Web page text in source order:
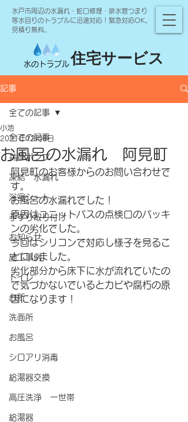
水戸市周辺の水漏れ・蛇口修理・排水管つまり
等水回りのトラブルに迅速対応！緊急対応OK。
見積り無料。
水のトラブル住宅サービス
記事
全ての記事
井戸ポンプ
凍結 水漏れ
浴室シート
手すり取り付け
お知らせ
施工事例
トイレ
台所
洗面所
お風呂
シロアリ消毒
給湯器交換
高圧洗浄 一世帯
給湯器
全ての記事
お風呂の水漏れ 阿見町
小池
2021年12月6日
阿見町のお客様からのお問い合わせで
す。
お風呂の水漏れでした！
原因はユニットバスの点検口のパッキ
ンの劣化でした。
今回はシリコンで対応し様子を見るこ
とにしました。
劣化部分から床下に水が流れていたの
で気づかないでいるとカビや腐朽の原
因になります！